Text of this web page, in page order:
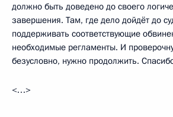
должно быть доведено до своего
завершения. Там, где дело дойдёт до
поддерживать соответствующие
необходимые регламенты. И
безусловно, нужно продолжить.
<…>